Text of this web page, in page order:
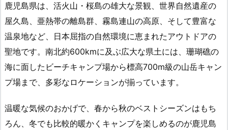
鹿児島県は、活火山・桜島の雄大な景観、世界自然遺産の
屋久島、亜熱帯の離島群、霧島連山の高原、そして豊富な
温泉地など、日本屈指の自然環境に恵まれたアウトドアの
聖地です。南北約600kmに及ぶ広大な県土には、珊瑚礁の
海に面したビーチキャンプ場から標高700m級の山岳キャン
プ場まで、多彩なロケーションが揃っています。
温暖な気候のおかげで、春から秋のベストシーズンはもち
ろん、冬でも比較的暖かくキャンプを楽しめるのが鹿児島